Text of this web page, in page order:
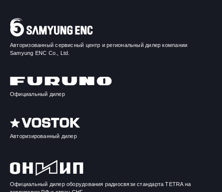
Авторизованный сервисный центр и региональный дилер компании
Samyung ENC Co., Ltd.
Официальный дилер
Авторизированный дилер
Официальный дилер оборудования радиосвязи стандарта TETRA на